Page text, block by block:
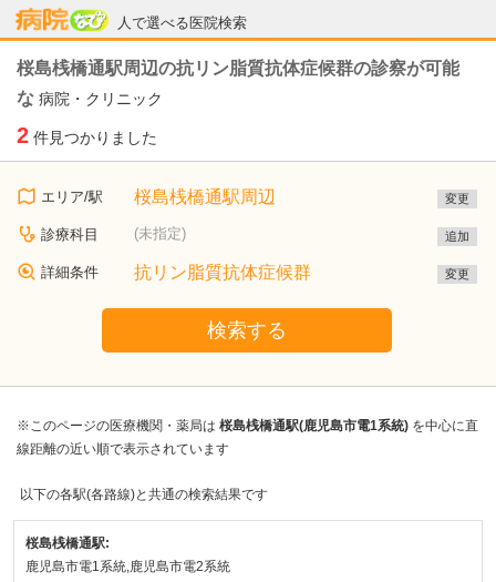
人で選べる医院検索
病院なび
桜島桟橋通駅周辺の抗リン脂質抗体症候群の診察が可能
な 病院・クリニック
2 件見つかりました
エリア/駅 桜島桟橋通駅周辺 変更
診療科目 (未指定) 追加
詳細条件 抗リン脂質抗体症候群 変更
検索する
※このページの医療機関・薬局は 桜島桟橋通駅(鹿児島市電1系統) を中心に直
線距離の近い順で表示されています
以下の各駅(各路線)と共通の検索結果です
桜島桟橋通駅:
鹿児島市電1系統,鹿児島市電2系統